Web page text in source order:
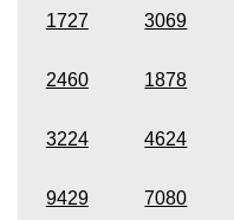
1727 3069
2460 1878
3224 4624
9429 7080